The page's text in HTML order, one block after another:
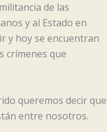
de las
y al Estado en
y hoy se encuentran
crímenes que
queremos decir que
entre nosotros.